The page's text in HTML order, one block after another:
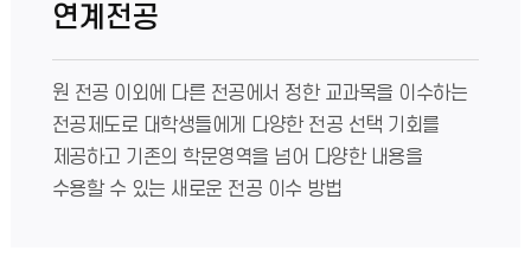
연계전공
원 전공 이외에 다른 전공에서 정한 교과목을 이수하는
전공제도로 대학생들에게 다양한 전공 선택 기회를
제공하고 기존의 학문영역을 넘어 다양한 내용을
수용할 수 있는 새로운 전공 이수 방법